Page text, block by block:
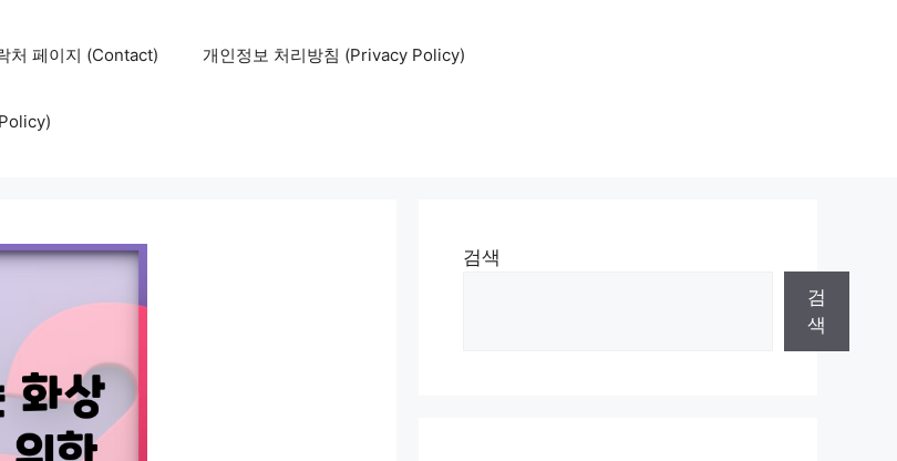
처 페이지 (Contact) 개인정보 처리방침 (Privacy Policy)
검색
검
색